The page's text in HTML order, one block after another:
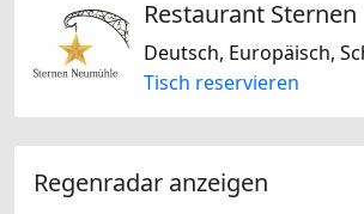
Restaurant Sternen
Tisch reservieren
Regenradar anzeigen